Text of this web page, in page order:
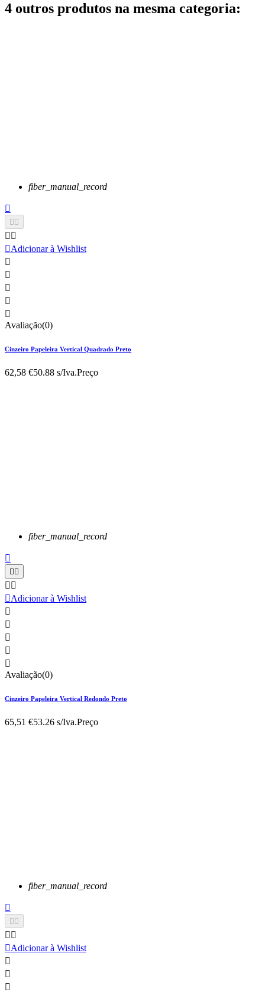
4 outros produtos na mesma categoria:
fiber_manual_record

 
 
Adicionar à Wishlist





Avaliação(0)
Cinzeiro Papeleira Vertical Quadrado Preto
62,58 €50.88 s/Iva.Preço
fiber_manual_record

 
 
Adicionar à Wishlist





Avaliação(0)
Cinzeiro Papeleira Vertical Redondo Preto
65,51 €53.26 s/Iva.Preço
fiber_manual_record

 
 
Adicionar à Wishlist


